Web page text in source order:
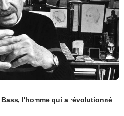
l'homme qui a révolutionné